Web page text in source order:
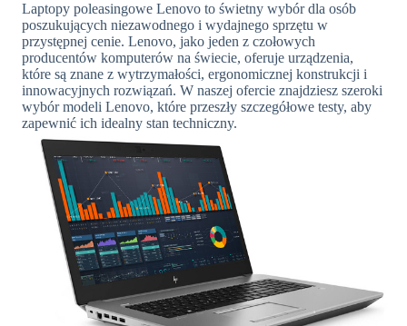
Laptopy poleasingowe Lenovo to świetny wybór dla osób
poszukujących niezawodnego i wydajnego sprzętu w
przystępnej cenie. Lenovo, jako jeden z czołowych
producentów komputerów na świecie, oferuje urządzenia,
które są znane z wytrzymałości, ergonomicznej konstrukcji i
innowacyjnych rozwiązań. W naszej ofercie znajdziesz szeroki
wybór modeli Lenovo, które przeszły szczegółowe testy, aby
zapewnić ich idealny stan techniczny.